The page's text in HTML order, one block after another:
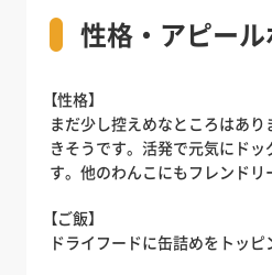
性格・アピー
【性格】
まだ少し控えめなところはあ
きそうです。活発で元気にドッ
す。他のわんこにもフレンドリ
【ご飯】
ドライフードに缶詰めをトッピ